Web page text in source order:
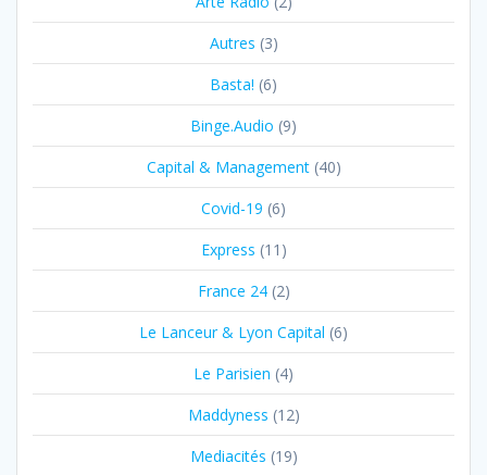
Autres (3)
Basta! (6)
Binge.Audio (9)
Capital & Management(40)
Covid-19 (6)
Express (11)
France 24(2)
Le Lanceur & Lyon Capital (6)
Le Parisien (4)
Maddyness (12)
Mediacités (19)